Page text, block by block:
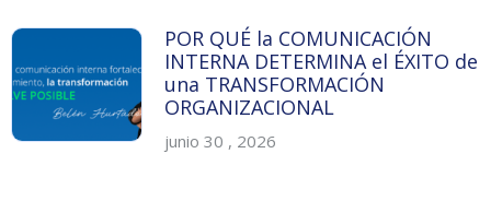
POR QUÉ la COMUNICACIÓN
INTERNA DETERMINA el ÉXITO de
una TRANSFORMACIÓN
ORGANIZACIONAL
junio 30 , 2026